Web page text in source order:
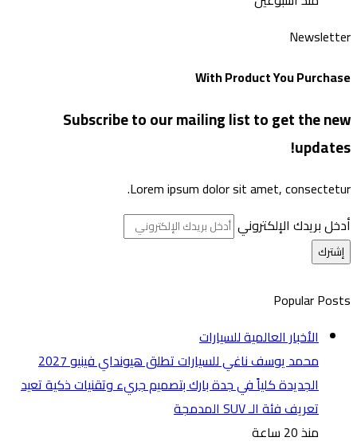
Newsletter
With Product You Purchase
Subscribe to our mailing list to get the new
updates!
Lorem ipsum dolor sit amet, consectetur.
أدخل بريدك الإلكتروني
Popular Posts
الأخبار العالمية للسيارات
محمد يوسف ناغي للسيارات تطلق هيونداي فينيو 2027
الجديدة كلياً في جدة بارك بتصميم جريء وتقنيات ذكية تعيد
تعريف فئة الـ SUV المدمجة
منذ 20 ساعة